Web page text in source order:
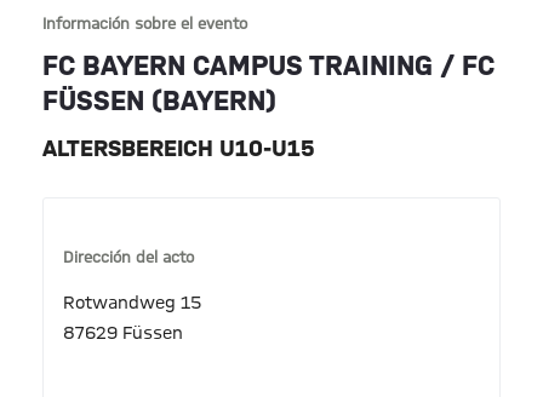
Información sobre el evento
FC BAYERN CAMPUS TRAINING / FC
FÜSSEN (BAYERN)
ALTERSBEREICH U10-U15
Dirección del acto
Rotwandweg 15
87629 Füssen